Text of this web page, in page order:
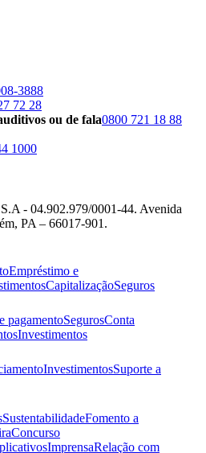
3888
72 28
ou de fala0800 721 18 88
1000
- 04.902.979/0001‐44. Avenida
PA – 66017-901.
Empréstimo e
CapitalizaçãoSeguros
pagamentoSegurosConta
Investimentos
InvestimentosSuporte a
SustentabilidadeFomento a
Concurso
ImprensaRelação com